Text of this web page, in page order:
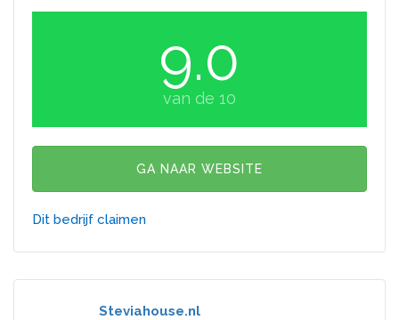
9.0
van de 10
GA NAAR WEBSITE
Dit bedrijf claimen
Steviahouse.nl